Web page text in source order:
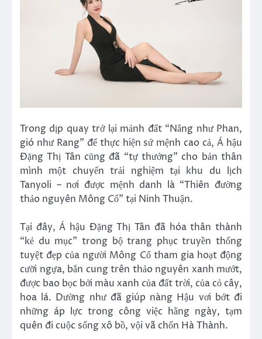
Trong dịp quay trở lại mảnh đất “Nắng như Phan,
gió như Rang” để thực hiện sứ mệnh cao cả, Á hậu
Đặng Thị Tân cũng đã “tự thưởng” cho bản thân
mình một chuyến trải nghiệm tại khu du lịch
Tanyoli – nơi được mệnh danh là “Thiên đường
thảo nguyên Mông Cổ” tại Ninh Thuận.
Tại đây, Á hậu Đặng Thị Tân đã hóa thân thành
“kẻ du mục” trong bộ trang phục truyền thống
tuyệt đẹp của người Mông Cổ tham gia hoạt động
cưỡi ngựa, bắn cung trên thảo nguyên xanh mướt,
được bao bọc bởi màu xanh của đất trời, của cỏ cây,
hoa lá. Dường như đã giúp nàng Hậu vơi bớt đi
những áp lực trong công việc hằng ngày, tạm
quên đi cuộc sống xô bồ, vội vã chốn Hà Thành.